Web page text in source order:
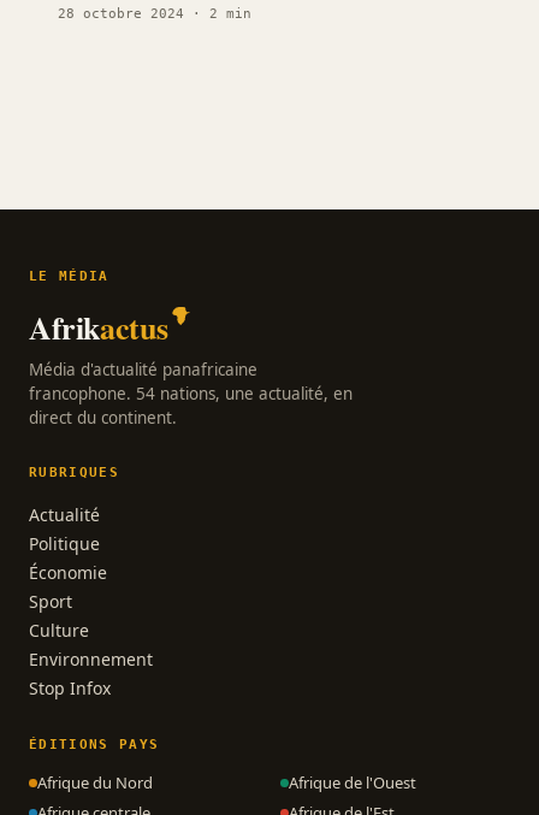
28 octobre 2024 · 2 min
LE MÉDIA
Afrikactus
Média d'actualité panafricaine
francophone. 54 nations, une actualité, en
direct du continent.
RUBRIQUES
Actualité
Politique
Économie
Sport
Culture
Environnement
Stop Infox
ÉDITIONS PAYS
Afrique du Nord
Afrique de l'Ouest